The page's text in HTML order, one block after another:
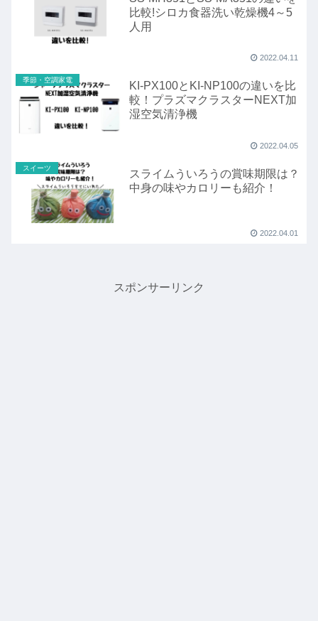
比較!シロカ食器洗い乾燥機4～5
人用
2022.04.11
季節・空調家電
KI-PX100とKI-NP100の違いを比
較！プラズマクラスターNEXT加
湿空気清浄機
2022.04.05
スイーツ
スライムういろうの賞味期限は？
中身の味やカロリーも紹介！
2022.04.01
スポンサーリンク